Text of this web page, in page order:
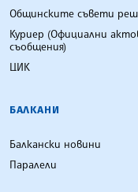
Общинските съвети
Куриер (Официални
съобщения)
ЦИК
БАЛКАНИ
Балкански новини
Паралели